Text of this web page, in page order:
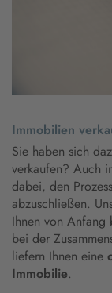
Immobilien
Sie haben sich
verkaufen? Auch
dabei, den
abzuschließen.
Ihnen von Anfang
bei der
liefern Ihnen eine
Immobilie.